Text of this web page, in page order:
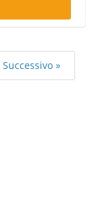
Successivo »